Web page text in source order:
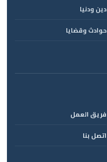
دين ودنيا
حوادث وقضايا
فريق العمل
اتصل بنا